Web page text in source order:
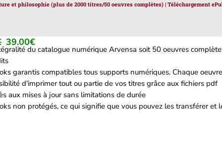
et philosophie (plus de 2000 titres/50 oeuvres complètes) | Téléchargement
Le
prix
initial
était :
129.00€.
39.00€Le
prix
est :
39.00€.
du catalogue numérique Arvensa soit 50 oeuvres
garantis compatibles tous supports numériques. Chaque
d'imprimer tout ou partie de vos titres grâce aux fichiers pdf
aux mises à jour sans limitations de durée
non protégés, ce qui signifie que vous pouvez les transférer et